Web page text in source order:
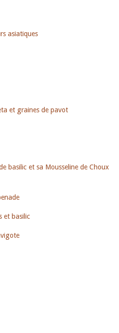
asiatiques
et graines de pavot
basilic et sa Mousseline de Choux
et basilic